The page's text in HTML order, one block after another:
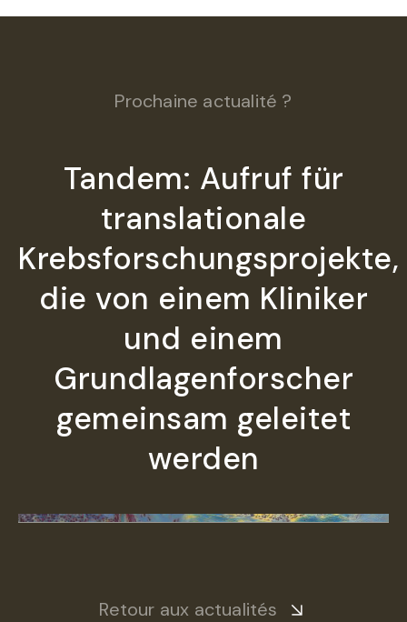
Prochaine actualité ?
Tandem: Aufruf für
translationale
Krebsforschungsprojekte,
die von einem Kliniker
und einem
Grundlagenforscher
gemeinsam geleitet
werden
Retour aux actualités